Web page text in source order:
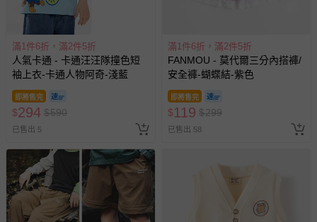
至媽咪愛
LINE@客服ID: @mamilove
與服務，謝謝。
針對滿件折/滿額贈…等活動，如因部份退貨，而該訂單保
留商品未達活動門檻，將以原價計算，活動贈品亦需一併退
回。
部分商品依據消費者保護法的規定，不適用七天鑑賞期/猶
易於腐敗、保存期限較短或解約時即將逾期（例如生鮮
商品、食品等）。
客製化商品（例如客製生日書、姓名貼等）。
報紙、期刊或雜誌（惟書籍如經拆封、使用，則酌收整
滿1件6折，滿2件5折
人氣卡通 - 卡通汪汪隊撞色短
袖上衣-卡通人物阿奇-淺藍
即將售完
$294 $590
已售出 5
滿1件6折，滿2件5折
FANMOU - 莫代爾三分內搭褲/
安全褲-蝴蝶結-紫色
即將售完
$119 $299
已售出 58